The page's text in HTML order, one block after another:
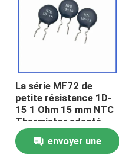
Visite de l'usine
Contrôle de la qualité
Nous contacter
Nouvelles
La série MF72 de
petite résistance 1D-
15 1 Ohm 15 mm NTC
Thermistor adapté
pour la commutation
de l'adaptateur de
puissance
envoyer une